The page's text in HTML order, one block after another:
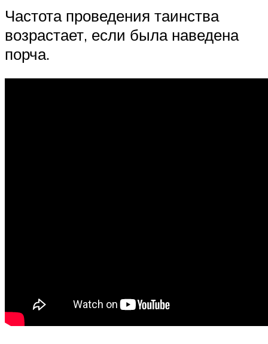
Частота проведения таинства
возрастает, если была наведена
порча.